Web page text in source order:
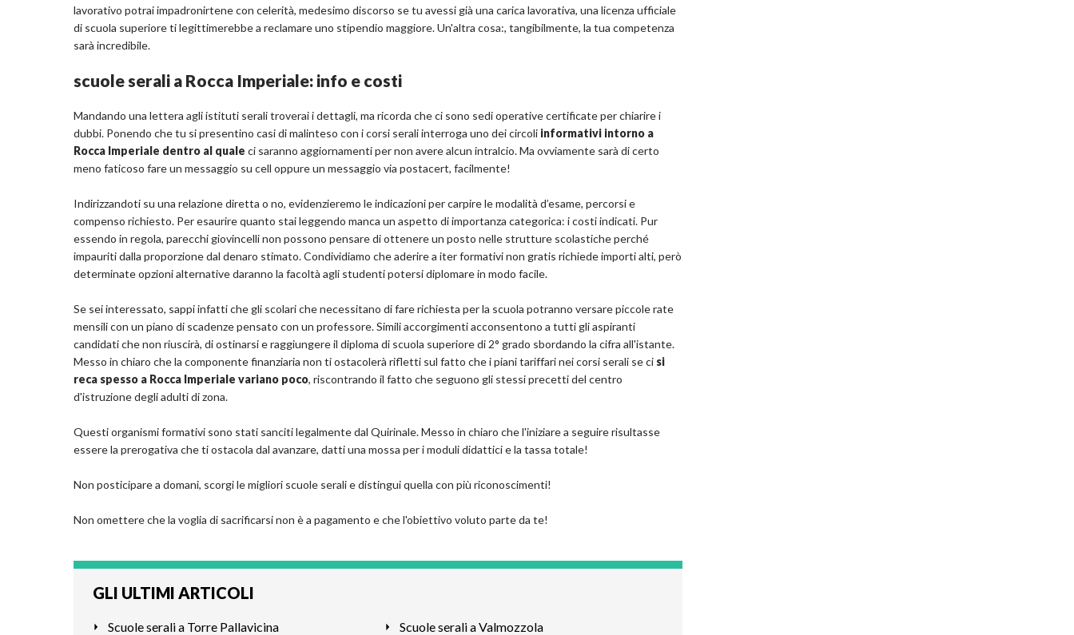
lavorativo potrai impadronirtene con celerità, medesimo discorso se tu avessi già una carica lavorativa, una licenza ufficiale
di scuola superiore ti legittimerebbe a reclamare uno stipendio maggiore. Un'altra cosa:, tangibilmente, la tua competenza
sarà incredibile.
scuole serali a Rocca Imperiale: info e costi
Mandando una lettera agli istituti serali troverai i dettagli, ma ricorda che ci sono sedi operative certificate per chiarire i
dubbi. Ponendo che tu si presentino casi di malinteso con i corsi serali interroga uno dei circoli informativi intorno a
Rocca Imperiale dentro al quale ci saranno aggiornamenti per non avere alcun intralcio. Ma ovviamente sarà di certo
meno faticoso fare un messaggio su cell oppure un messaggio via postacert, facilmente!
Indirizzandoti su una relazione diretta o no, evidenzieremo le indicazioni per carpire le modalità d’esame, percorsi e
compenso richiesto. Per esaurire quanto stai leggendo manca un aspetto di importanza categorica: i costi indicati. Pur
essendo in regola, parecchi giovincelli non possono pensare di ottenere un posto nelle strutture scolastiche perché
impauriti dalla proporzione dal denaro stimato. Condividiamo che aderire a iter formativi non gratis richiede importi alti, però
determinate opzioni alternative daranno la facoltà agli studenti potersi diplomare in modo facile.
Se sei interessato, sappi infatti che gli scolari che necessitano di fare richiesta per la scuola potranno versare piccole rate
mensili con un piano di scadenze pensato con un professore. Simili accorgimenti acconsentono a tutti gli aspiranti
candidati che non riuscirà, di ostinarsi e raggiungere il diploma di scuola superiore di 2° grado sbordando la cifra all'istante.
Messo in chiaro che la componente finanziaria non ti ostacolerà rifletti sul fatto che i piani tariffari nei corsi serali se ci si
reca spesso a Rocca Imperiale variano poco, riscontrando il fatto che seguono gli stessi precetti del centro
d'istruzione degli adulti di zona.
Questi organismi formativi sono stati sanciti legalmente dal Quirinale. Messo in chiaro che l'iniziare a seguire risultasse
essere la prerogativa che ti ostacola dal avanzare, datti una mossa per i moduli didattici e la tassa totale!
Non posticipare a domani, scorgi le migliori scuole serali e distingui quella con più riconoscimenti!
Non omettere che la voglia di sacrificarsi non è a pagamento e che l'obiettivo voluto parte da te!
GLI ULTIMI ARTICOLI
Scuole serali a Torre Pallavicina Scuole serali a Valmozzola